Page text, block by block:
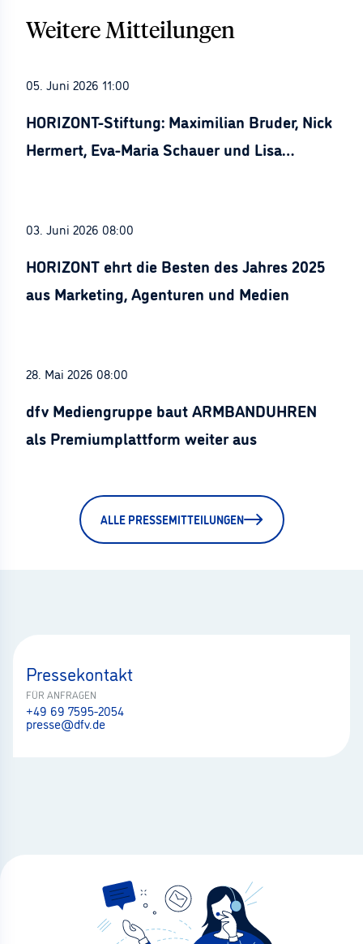
Weitere Mitteilungen
05. Juni 2026 11:00
HORIZONT-Stiftung: Maximilian Bruder, Nick
Hermert, Eva-Maria Schauer und Lisa
03. Juni 2026 08:00
HORIZONT ehrt die Besten des Jahres 2025
aus Marketing, Agenturen und Medien
28. Mai 2026 08:00
dfv Mediengruppe baut ARMBANDUHREN
als Premiumplattform weiter aus
ALLE PRESSEMITTEILUNGEN
Pressekontakt
FÜR ANFRAGEN
+49 69 7595-2054
presse@dfv.de